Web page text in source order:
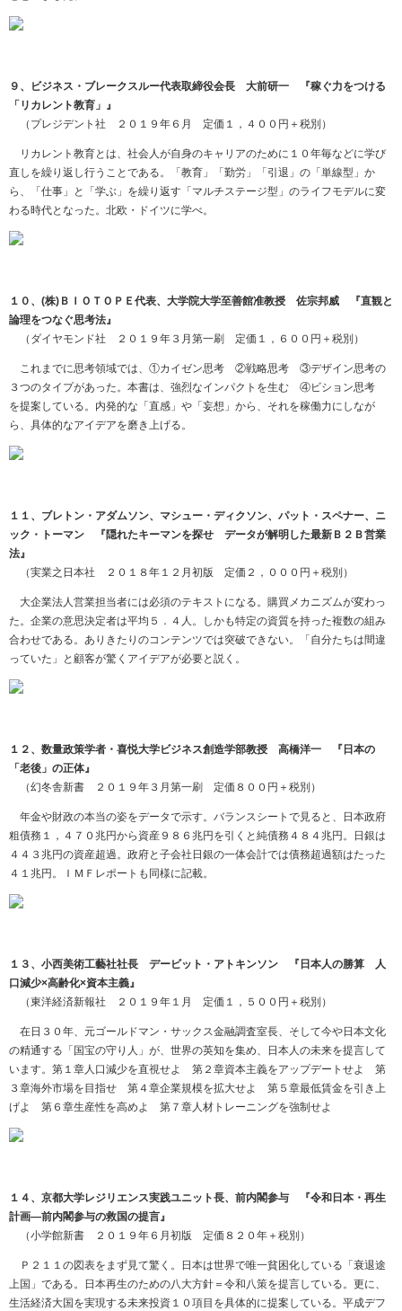
９、ビジネス・ブレークスルー代表取締役会長 大前研一 『稼ぐ力をつける
「リカレント教育」』
（プレジデント社 ２０１９年６月 定価１，４００円＋税別）
リカレント教育とは、社会人が自身のキャリアのために１０年毎などに学び
直しを繰り返し行うことである。「教育」「勤労」「引退」の「単線型」か
ら、「仕事」と「学ぶ」を繰り返す「マルチステージ型」のライフモデルに変
わる時代となった。北欧・ドイツに学べ。
１０、(株)ＢＩＯＴＯＰＥ代表、大学院大学至善館准教授 佐宗邦威 『直観と
論理をつなぐ思考法』
（ダイヤモンド社 ２０１９年３月第一刷 定価１，６００円＋税別）
これまでに思考領域では、①カイゼン思考 ②戦略思考 ③デザイン思考の
３つのタイプがあった。本書は、強烈なインパクトを生む ④ビション思考
を提案している。内発的な「直感」や「妄想」から、それを稼働力にしなが
ら、具体的なアイデアを磨き上げる。
１１、ブレトン・アダムソン、マシュー・ディクソン、パット・スペナー、ニ
ック・トーマン 『隠れたキーマンを探せ データが解明した最新Ｂ２Ｂ営業
法』
（実業之日本社 ２０１８年１２月初版 定価２，０００円＋税別）
大企業法人営業担当者には必須のテキストになる。購買メカニズムが変わっ
た。企業の意思決定者は平均５．４人。しかも特定の資質を持った複数の組み
合わせである。ありきたりのコンテンツでは突破できない。「自分たちは間違
っていた」と顧客が驚くアイデアが必要と説く。
１２、数量政策学者・喜悦大学ビジネス創造学部教授 高橋洋一 『日本の
「老後」の正体』
（幻冬舎新書 ２０１９年３月第一刷 定価８００円＋税別）
年金や財政の本当の姿をデータで示す。バランスシートで見ると、日本政府
粗債務１，４７０兆円から資産９８６兆円を引くと純債務４８４兆円。日銀は
４４３兆円の資産超過。政府と子会社日銀の一体会計では債務超過額はたった
４１兆円。ＩＭＦレポートも同様に記載。
１３、小西美術工藝社社長 デービット・アトキンソン 『日本人の勝算 人
口減少×高齢化×資本主義』
（東洋経済新報社 ２０１９年１月 定価１，５００円＋税別）
在日３０年、元ゴールドマン・サックス金融調査室長、そして今や日本文化
の精通する「国宝の守り人」が、世界の英知を集め、日本人の未来を提言して
います。第１章人口減少を直視せよ 第２章資本主義をアップデートせよ 第
３章海外市場を目指せ 第４章企業規模を拡大せよ 第５章最低賃金を引き上
げよ 第６章生産性を高めよ 第７章人材トレーニングを強制せよ
１４、京都大学レジリエンス実践ユニット長、前内閣参与 『令和日本・再生
計画―前内閣参与の救国の提言』
（小学館新書 ２０１９年６月初版 定価８２０年＋税別）
Ｐ２１１の図表をまず見て驚く。日本は世界で唯一貧困化している「衰退途
上国」である。日本再生のための八大方針＝令和八策を提言している。更に、
生活経済大国を実現する未来投資１０項目を具体的に提案している。平成デフ